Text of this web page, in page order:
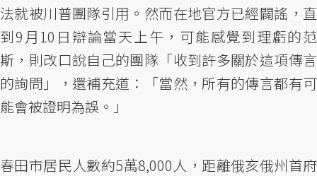
法就被川普團隊引用。然而在地官方已經闢謠，直
到9月10日辯論當天上午，可能感覺到理虧的范
斯，則改口說自己的團隊「收到許多關於這項傳言
的詢問」，還補充道：「當然，所有的傳言都有可
能會被證明為誤。」
春田市居民人數約5萬8,000人，距離俄亥俄州首府